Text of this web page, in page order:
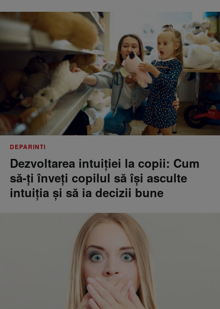
DEPARINTI
Dezvoltarea intuiției la copii: Cum
să-ți înveți copilul să își asculte
intuiția și să ia decizii bune